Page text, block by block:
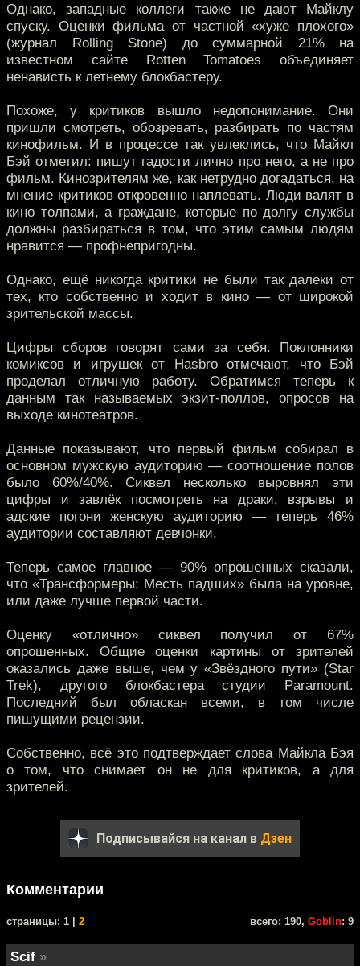
Однако, западные коллеги также не дают Майклу
спуску. Оценки фильма от частной «хуже плохого»
(журнал Rolling Stone) до суммарной 21% на
известном сайте Rotten Tomatoes объединяет
ненависть к летнему блокбастеру.
Похоже, у критиков вышло недопонимание. Они
пришли смотреть, обозревать, разбирать по частям
кинофильм. И в процессе так увлеклись, что Майкл
Бэй отметил: пишут гадости лично про него, а не про
фильм. Кинозрителям же, как нетрудно догадаться, на
мнение критиков откровенно наплевать. Люди валят в
кино толпами, а граждане, которые по долгу службы
должны разбираться в том, что этим самым людям
нравится — профнепригодны.
Однако, ещё никогда критики не были так далеки от
тех, кто собственно и ходит в кино — от широкой
зрительской массы.
Цифры сборов говорят сами за себя. Поклонники
комиксов и игрушек от Hasbro отмечают, что Бэй
проделал отличную работу. Обратимся теперь к
данным так называемых экзит-поллов, опросов на
выходе кинотеатров.
Данные показывают, что первый фильм собирал в
основном мужскую аудиторию — соотношение полов
было 60%/40%. Сиквел несколько выровнял эти
цифры и завлёк посмотреть на драки, взрывы и
адские погони женскую аудиторию — теперь 46%
аудитории составляют девчонки.
Теперь самое главное — 90% опрошенных сказали,
что «Трансформеры: Месть падших» была на уровне,
или даже лучше первой части.
Оценку «отлично» сиквел получил от 67%
опрошенных. Общие оценки картины от зрителей
оказались даже выше, чем у «Звёздного пути» (Star
Trek), другого блокбастера студии Paramount.
Последний был обласкан всеми, в том числе
пишущими рецензии.
Собственно, всё это подтверждает слова Майкла Бэя
о том, что снимает он не для критиков, а для
зрителей.
Подписывайся на канал в Дзен
Комментарии
cтраницы: 1 | 2 всего: 190, Goblin: 9
Scif »